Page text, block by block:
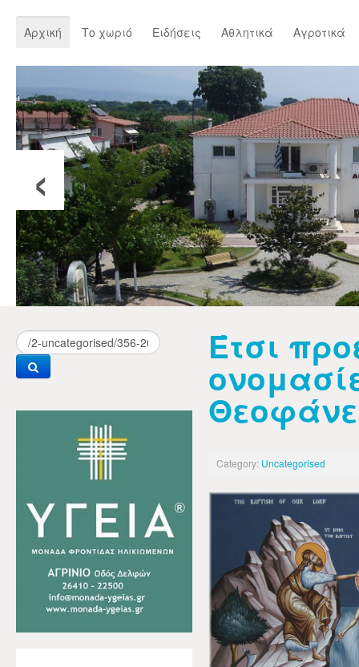
Αρχική Το χωριό Ειδήσεις Αθλητικά Αγροτικά
‹
Έτσι
Category: Uncategorised